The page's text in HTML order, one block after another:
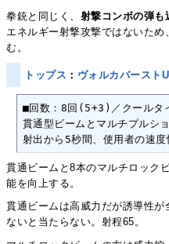
拳銃と同じく、 射撃コンボの弾も
エネルギー射撃攻撃ではないため、
む。
トップス ： ヴォルカバースト
■回数：8回(5+3)／クール
貫通型ビームとマルチプルシ
射出から5秒間、使用者の速
貫通ビームと8本のマルチロック
能を向上する。
貫通ビームは高威力だが誘導性
ないと当たらない。射程65。